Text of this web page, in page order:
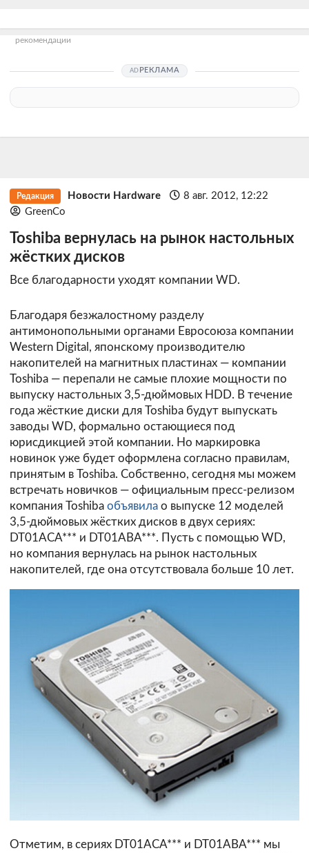
рекомендации
РЕКЛАМА
Редакция Новости Hardware
8 авг. 2012, 12:22
GreenCo
Toshiba вернулась на рынок настольных
жёстких дисков
Все благодарности уходят компании WD.
Благодаря безжалостному разделу
антимонопольными органами Евросоюза компании
Western Digital, японскому производителю
накопителей на магнитных пластинах — компании
Toshiba — перепали не самые плохие мощности по
выпуску настольных 3,5-дюймовых HDD. В течение
года жёсткие диски для Toshiba будут выпускать
заводы WD, формально остающиеся под
юрисдикцией этой компании. Но маркировка
новинок уже будет оформлена согласно правилам,
принятым в Toshiba. Собственно, сегодня мы можем
встречать новичков — официальным пресс-релизом
компания Toshiba объявила о выпуске 12 моделей
3,5-дюймовых жёстких дисков в двух сериях:
DT01ACA*** и DT01ABA***. Пусть с помощью WD,
но компания вернулась на рынок настольных
накопителей, где она отсутствовала больше 10 лет.
Отметим, в сериях DT01ACA*** и DT01ABA*** мы